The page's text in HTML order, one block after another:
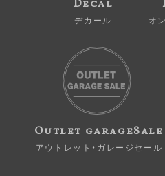
Decal
デカール オ
Outlet garageSale
アウトレット・ガレージセール